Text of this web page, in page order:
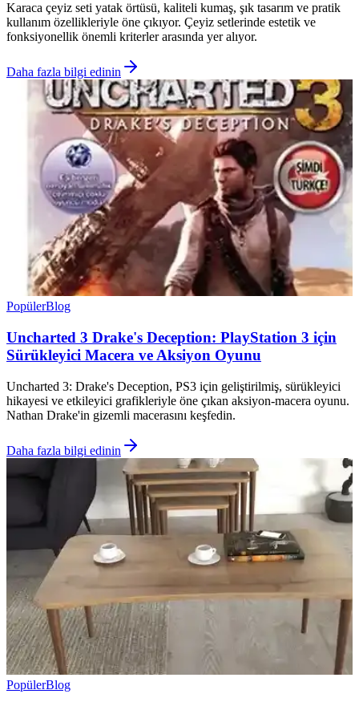
Karaca çeyiz seti yatak örtüsü, kaliteli kumaş, şık tasarım ve pratik
kullanım özellikleriyle öne çıkıyor. Çeyiz setlerinde estetik ve
fonksiyonellik önemli kriterler arasında yer alıyor.
Daha fazla bilgi edinin
PopülerBlog
Uncharted 3 Drake's Deception: PlayStation 3 için
Sürükleyici Macera ve Aksiyon Oyunu
Uncharted 3: Drake's Deception, PS3 için geliştirilmiş, sürükleyici
hikayesi ve etkileyici grafikleriyle öne çıkan aksiyon-macera oyunu.
Nathan Drake'in gizemli macerasını keşfedin.
Daha fazla bilgi edinin
PopülerBlog